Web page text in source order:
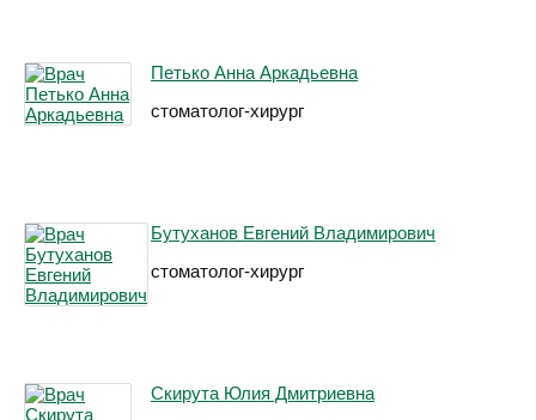
Петько Анна Аркадьевна
стоматолог-хирург
Бутуханов Евгений Владимирович
стоматолог-хирург
Скирута Юлия Дмитриевна